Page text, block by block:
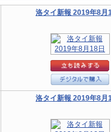
洛タイ新報 2019年8月
洛タイ新報 2019年8月